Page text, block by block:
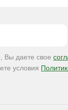
Вы даете свое
условия